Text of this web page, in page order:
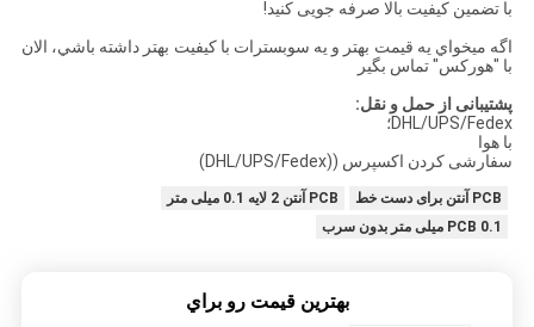
با تضمین کیفیت بالا صرفه جویی کنید!
اگه ميخواي يه قيمت بهتر و يه سوبسترات با کيفيت بهتر داشته باشي، الان
با "هورکس" تماس بگير
پشتیبانی از حمل و نقل:
DHL/UPS/Fedex؛
با هوا
سفارشی کردن اکسپرس ((DHL/UPS/Fedex)
PCB آنتن برای دست خط
PCB آنتن 2 لایه 0.1 میلی متر
PCB 0.1 میلی متر بدون سرب
بهترين قيمت رو براي